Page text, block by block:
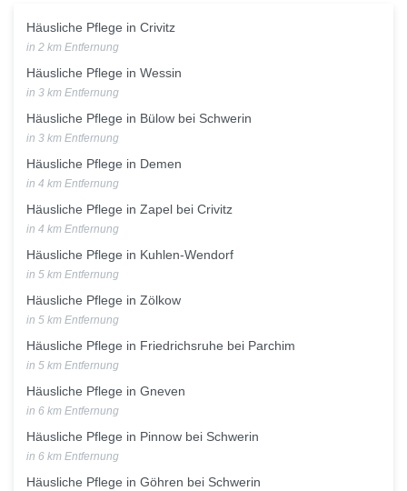
Häusliche Pflege in Crivitz
in 2 km Entfernung
Häusliche Pflege in Wessin
in 3 km Entfernung
Häusliche Pflege in Bülow bei Schwerin
in 3 km Entfernung
Häusliche Pflege in Demen
in 4 km Entfernung
Häusliche Pflege in Zapel bei Crivitz
in 4 km Entfernung
Häusliche Pflege in Kuhlen-Wendorf
in 5 km Entfernung
Häusliche Pflege in Zölkow
in 5 km Entfernung
Häusliche Pflege in Friedrichsruhe bei Parchim
in 5 km Entfernung
Häusliche Pflege in Gneven
in 6 km Entfernung
Häusliche Pflege in Pinnow bei Schwerin
in 6 km Entfernung
Häusliche Pflege in Göhren bei Schwerin